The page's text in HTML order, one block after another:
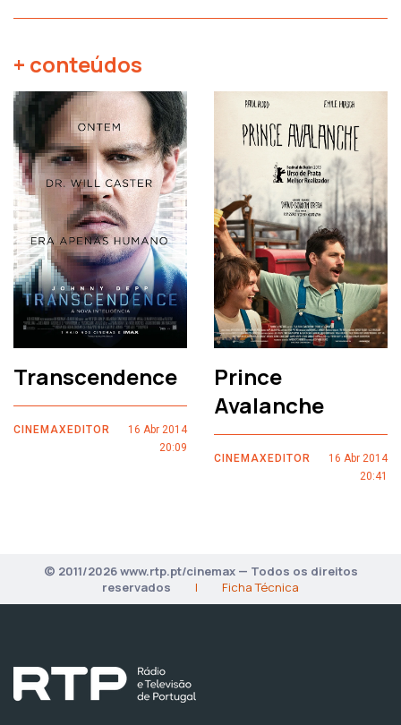
+ conteúdos
Transcendence
CINEMAXEDITOR
16 Abr 2014
20:09
Prince
Avalanche
CINEMAXEDITOR
16 Abr 2014
20:41
© 2011/2026 www.rtp.pt/cinemax — Todos os direitos
reservados
| Ficha Técnica